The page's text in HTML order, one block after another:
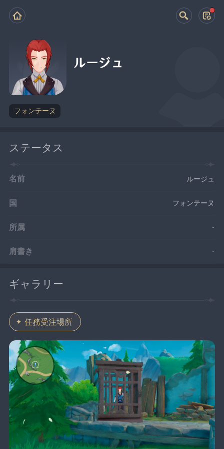
ルージュ
フォンテーヌ
ステータス
名前 ルージュ
国 フォンテーヌ
所属 -
肩書き -
ギャラリー
任務受注場所